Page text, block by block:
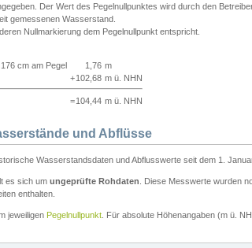
Der Wert des Pegelnullpunktes wird durch den
gemessenen Wasserstand.
Nullmarkierung dem Pegelnullpunkt entspricht.
cm am Pegel
1,76 m
+102,68 m ü. NHN
=104,44 m ü. NHN
und Abflüsse
Wasserstandsdaten und Abflusswerte seit dem 1.
es sich um ungeprüfte Rohdaten . Diese Messwerte wurden
enthalten.
jeweiligen Pegelnullpunkt . Für absolute Höhenangaben (m ü.